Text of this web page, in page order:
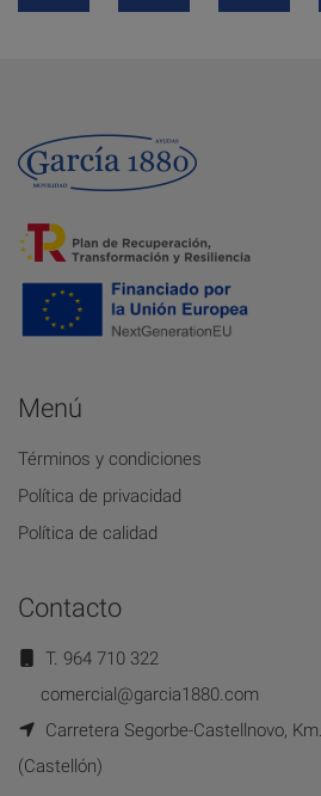
Menú
Términos y condiciones
Política de privacidad
Política de calidad
Contacto
T. 964 710 322
comercial@garcia1880.com
Carretera Segorbe-Castellnovo,
(Castellón)